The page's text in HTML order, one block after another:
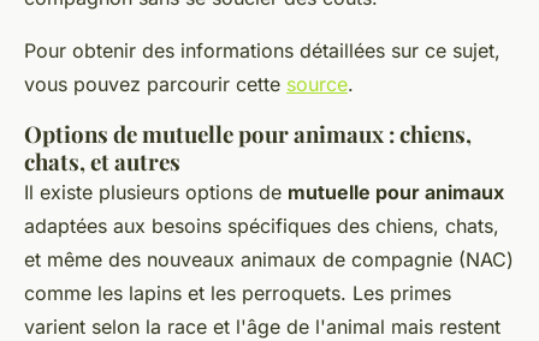
Pour obtenir des informations détaillées sur ce sujet,
vous pouvez parcourir cette source.
Options de mutuelle pour animaux : chiens,
chats, et autres
Il existe plusieurs options de mutuelle pour animaux
adaptées aux besoins spécifiques des chiens, chats,
et même des nouveaux animaux de compagnie (NAC)
comme les lapins et les perroquets. Les primes
varient selon la race et l'âge de l'animal mais restent